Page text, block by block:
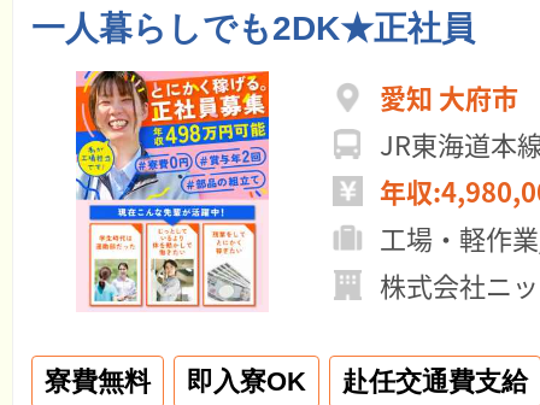
一人暮らしでも2DK★正社員
愛知 大府市
JR東海道本
年収
工場・軽作
株式会社ニ
寮費無料 即入寮OK
赴任交通費支給